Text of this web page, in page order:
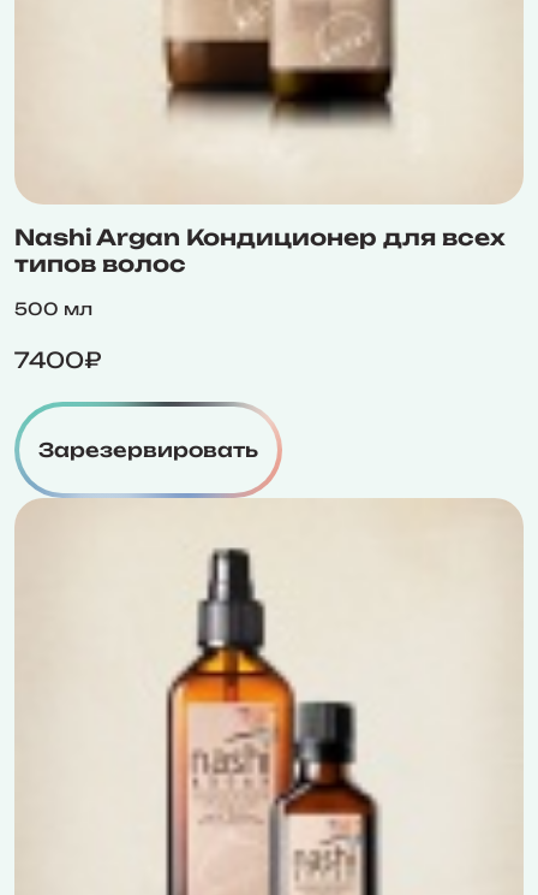
Nashi Argan Кондиционер для всех
типов волос
500 мл
7400₽
Зарезервировать